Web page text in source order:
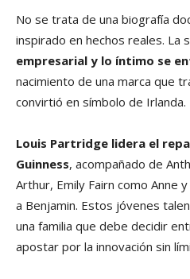
No se trata de una biografía
inspirado en hechos reales. La
empresarial y lo íntimo se
nacimiento de una marca que
convirtió en símbolo de Irlanda.
Louis Partridge lidera el
Guinness, acompañado de
Arthur, Emily Fairn como Anne
a Benjamin. Estos jóvenes
una familia que debe decidir
apostar por la innovación sin